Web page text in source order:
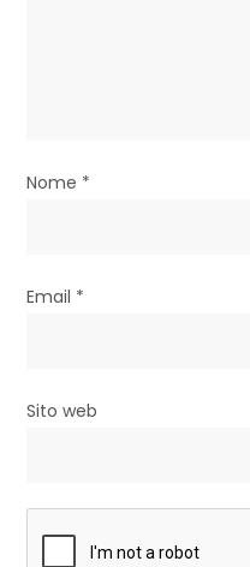
i
Nome *
Email *
Sito web